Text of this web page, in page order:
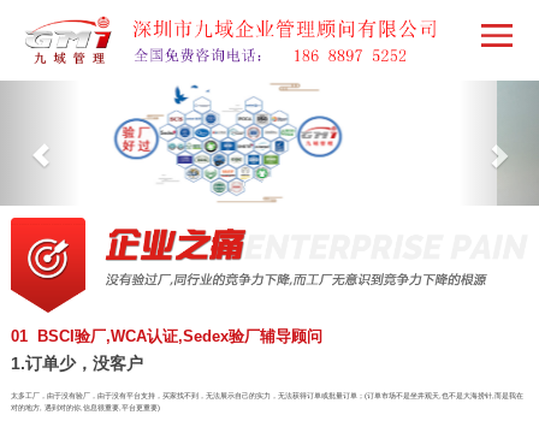
01 BSCI验厂,WCA认证,Sedex验厂辅导顾问
1.订单少，没客户
太多工厂，由于没有验厂，由于没有平台支持，买家找不到，无法展示自己的实力，无法获得订单或批量订单；(订单市场不是坐井观天,也不是大海捞针,而是我在
对的地方, 遇到对的你,信息很重要,平台更重要)